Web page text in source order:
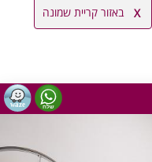
באזור קריית שמונה